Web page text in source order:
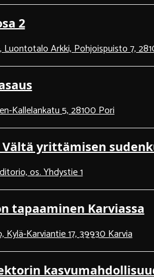
2
Luontotalo Arkki, Pohjoispuisto 7,
Kallelankatu 5, 28100 Pori
yrittämisen
os. Yhdystie 1
tapaaminen Karviassa
Kylä-Karviantie 17, 39930 Karvia